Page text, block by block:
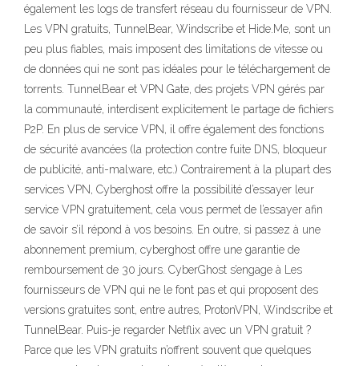
également les logs de transfert réseau du fournisseur de VPN.
Les VPN gratuits, TunnelBear, Windscribe et Hide.Me, sont un
peu plus fiables, mais imposent des limitations de vitesse ou
de données qui ne sont pas idéales pour le téléchargement de
torrents. TunnelBear et VPN Gate, des projets VPN gérés par
la communauté, interdisent explicitement le partage de fichiers
P2P. En plus de service VPN, il offre également des fonctions
de sécurité avancées (la protection contre fuite DNS, bloqueur
de publicité, anti-malware, etc.) Contrairement à la plupart des
services VPN, Cyberghost offre la possibilité d’essayer leur
service VPN gratuitement, cela vous permet de l’essayer afin
de savoir s’il répond à vos besoins. En outre, si passez à une
abonnement premium, cyberghost offre une garantie de
remboursement de 30 jours. CyberGhost s’engage à Les
fournisseurs de VPN qui ne le font pas et qui proposent des
versions gratuites sont, entre autres, ProtonVPN, Windscribe et
TunnelBear. Puis-je regarder Netflix avec un VPN gratuit ?
Parce que les VPN gratuits n’offrent souvent que quelques